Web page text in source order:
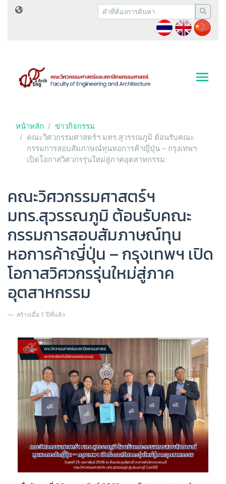
หน้าหลัก
ข่าวกิจกรรม
คณะวิศวกรรมศาสตร์ฯ มทร.สุวรรณภูมิ ต้อนรับคณะ
กรรมการสอบสัมภาษณ์ทุนหอการค้าญี่ปุ่น – กรุงเทพฯ
เปิดโอกาสวิศวกรรุ่นใหม่สู่ภาคอุตสาหกรรม
คณะวิศวกรรมศาสตร์ฯ
มทร.สุวรรณภูมิ ต้อนรับคณะ
กรรมการสอบสัมภาษณ์ทุน
หอการค้าญี่ปุ่น – กรุงเทพฯ เปิด
โอกาสวิศวกรรุ่นใหม่สู่ภาค
อุตสาหกรรม
สร้างเมื่อ 1 ปีที่แล้ว